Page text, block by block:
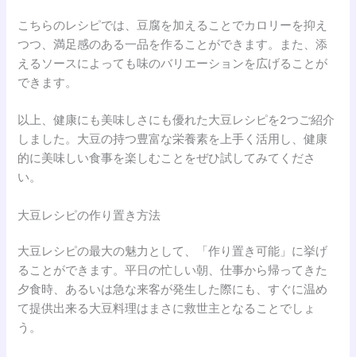
こちらのレシピでは、豆腐を加えることでカロリーを抑え
つつ、満足感のある一品を作ることができます。また、添
えるソースによっても味のバリエーションを広げることが
できます。
以上、健康にも美味しさにも優れた大豆レシピを2つご紹介
しました。大豆の持つ豊富な栄養素を上手く活用し、健康
的に美味しい食事を楽しむことをぜひ試してみてくださ
い。
大豆レシピの作り置き方法
大豆レシピの最大の魅力として、「作り置き可能」に挙げ
ることができます。平日の忙しい朝、仕事から帰ってきた
夕食時、あるいは急な来客が発生した際にも、すぐに温め
て提供出来る大豆料理はまさに救世主となることでしょ
う。